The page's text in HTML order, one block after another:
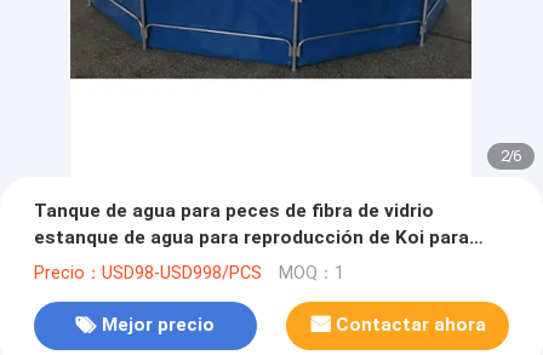
2/6
Tanque de agua para peces de fibra de vidrio
estanque de agua para reproducción de Koi para
sistema de acuicultura de recirculación de RAS
Precio：USD98-USD998/PCS MOQ：1
Mejor precio Contactar ahora